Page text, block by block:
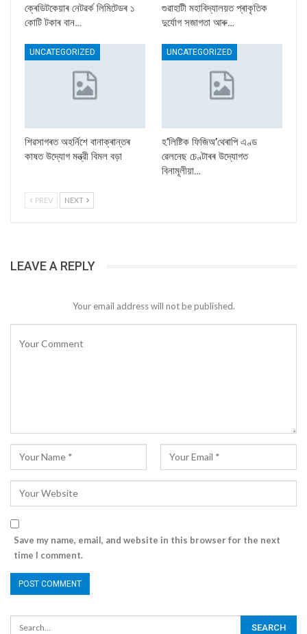
ক্ৰেডিটকেয়াৰ নেটৱৰ্ক লিমিটেডৰ ১
কোটি টকাৰ বান…
গুৱাহাটী মহাবিদ্যালয়ত প্ৰাকৃতিক
দুৰ্যোগ সজাগতা আৰু…
UNCATEGORIZED
শিৱসাগৰত অহৰ্নিশে বানাক্ৰান্তৰ
কাষত উদ্যোগ মন্ত্রী বিমল বড়া
UNCATEGORIZED
হ’লিষ্টিক ফিজিঅ’থেৰাপি এণ্ড
ৱেলনেছ চেণ্টাৰৰ উদ্যোগত
বিনামূলীয়া…
PREV NEXT
LEAVE A REPLY
Your email address will not be published.
Save my name, email, and website in this browser for the next
time I comment.